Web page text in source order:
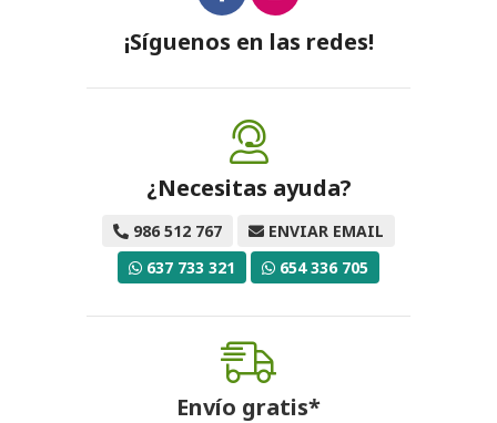
¡Síguenos en las redes!
¿Necesitas ayuda?
986 512 767
ENVIAR EMAIL
637 733 321
654 336 705
Envío gratis*